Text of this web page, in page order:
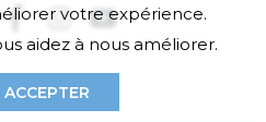
votre expérience.
aidez à nous améliorer.